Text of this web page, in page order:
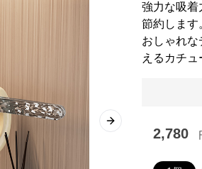
Next slide
強力な吸着
節約します
おしゃれ
えるカチュ
2,780